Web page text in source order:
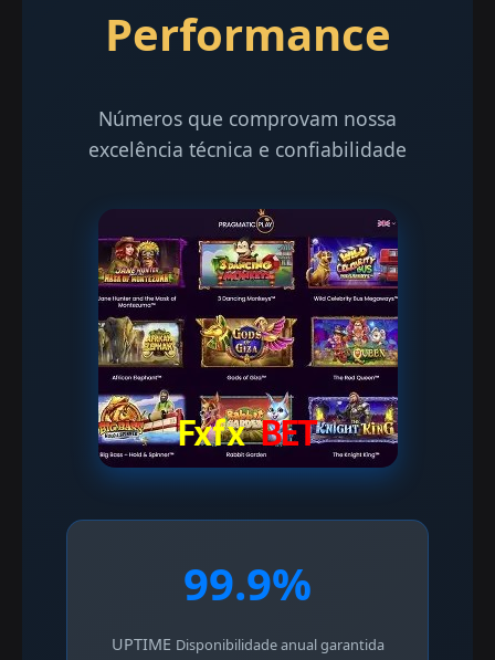
Performance
Números que comprovam nossa
excelência técnica e confiabilidade
99.9%
UPTIME Disponibilidade anual garantida